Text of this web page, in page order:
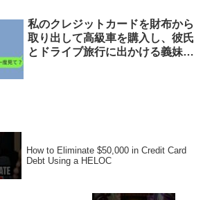
*****...
私のクレジットカードを財布から
取り出して高級車を購入し、彼氏
とドライブ旅行に出かける義妹。
How to Eliminate $50,000 in Credit Card
Debt Using a HELOC